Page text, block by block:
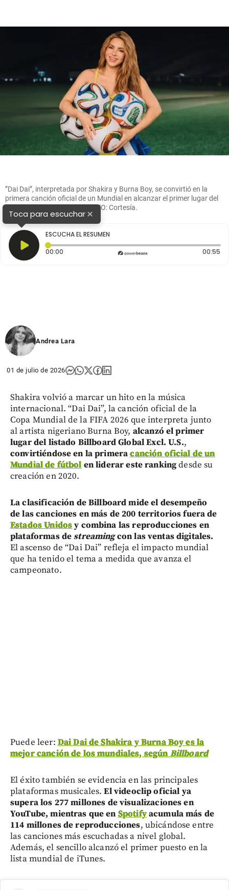
”Dai Dai”, interpretada por Shakira y Burna Boy, se convirtió en la
primera canción oficial de un Mundial en alcanzar el primer lugar del
Billboard Global Excl. U.S. FOTO: Cortesía.
Toca para escuchar×
ESCUCHA EL RESUMEN
00:00 Tiempo transcurrido: 0 segundos 00:55
Andrea Lara
01 de julio de 2026
Shakira volvió a marcar un hito en la música
internacional. “Dai Dai”, la canción oficial de la
Copa Mundial de la FIFA 2026 que interpreta junto
al artista nigeriano Burna Boy, alcanzó el primer
lugar del listado Billboard Global Excl. U.S.,
convirtiéndose en la primeracanción oficial de un
Mundial de fútbolen liderar este rankingdesde su
creación en 2020.
La clasificación de Billboard mide el desempeño
de las canciones en más de 200 territorios fuera de
Estados Unidosy combina las reproducciones en
plataformas destreamingcon las ventas digitales.
El ascenso de “Dai Dai” refleja el impacto mundial
que ha tenido el tema a medida que avanza el
campeonato.
Puede leer: Dai Dai de Shakira y Burna Boy es la
mejor canción de los mundiales, segúnBillboard
El éxito también se evidencia en las principales
plataformas musicales.El videoclip oficial ya
supera los 277 millones de visualizaciones en
YouTube, mientras que en Spotifyacumula más de
114 millones de reproducciones, ubicándose entre
las canciones más escuchadas a nivel global.
Además, el sencillo alcanzó el primer puesto en la
lista mundial de iTunes.